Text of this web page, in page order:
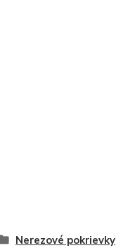
Nerezové pokrievky